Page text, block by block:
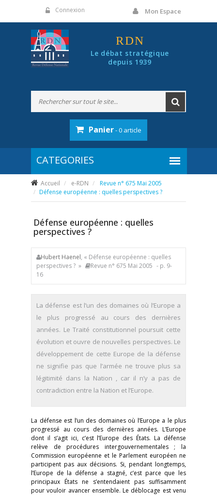
Connexion Mon Espace
RDN
Le débat stratégique
depuis 1939
Panier- 0 article
Accueil e-RDN
Revue n° 675 Mai 2005
Défense européenne : quelles perspectives ?
Défense européenne : quelles
perspectives ?
Hubert Haenel, « Défense européenne : quelles
perspectives ? »
Revue n° 675 Mai 2005 - p. 9-
16
La défense est l’un des domaines où l’Europe a
le plus progressé au cours des dernières
années. Le Traité constitutionnel poursuit cette
évolution et ouvre de nouvelles perspectives. Le
développement de cette Europe de la défense
ne signifie pas que l’armée ne trouve plus sa
légitimité dans la Nation , car il n’y a pas de
contradiction entre la Nation et l’Europe.
La défense est l’un des domaines où l’Europe a le plus
progressé au cours des dernières années. L’Europe
dont il s’agit ici, c’est l’Europe des États. La défense
relève de procédures intergouvernementales ; la
Commission européenne et le Parlement européen ne
participent pas aux décisions. Si, pendant longtemps,
l’Europe de la défense a stagné, c’est parce que les
principaux États ne s’entendaient pas suffisamment
pour vouloir avancer ensemble. Le déblocage est venu